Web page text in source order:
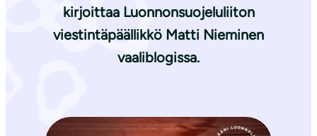
kirjoittaa Luonnonsuojeluliiton
viestintäpäällikkö Matti Nieminen
vaaliblogissa.